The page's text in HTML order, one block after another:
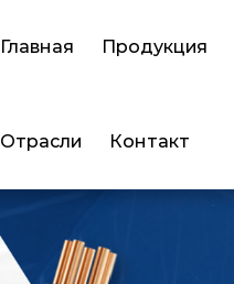
Главная Продукция
Отрасли Контакт